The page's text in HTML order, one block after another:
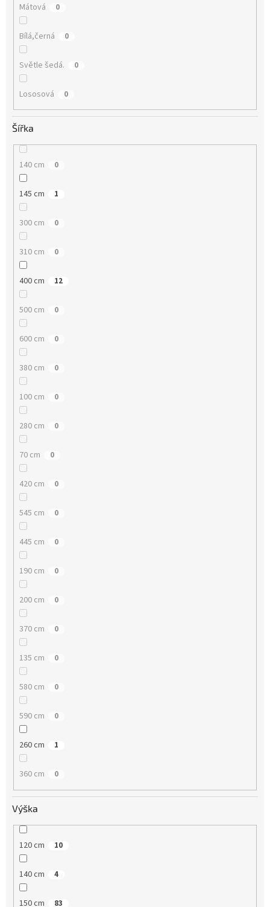
Mátová 0
Bílá,černá 0
Světle šedá. 0
Lososová 0
Šířka
140 cm 0
145 cm 1
300 cm 0
310 cm 0
400 cm 12
500 cm 0
600 cm 0
380 cm 0
100 cm 0
280 cm 0
70 cm 0
420 cm 0
545 cm 0
445 cm 0
190 cm 0
200 cm 0
370 cm 0
135 cm 0
580 cm 0
590 cm 0
260 cm 1
360 cm 0
Výška
120 cm 10
140 cm 4
150 cm 83